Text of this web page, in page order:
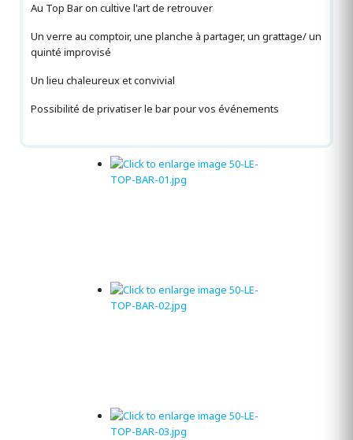
Au Top Bar on cultive l'art de retrouver
Un verre au comptoir, une planche à partager, un grattage/ un
quinté improvisé
Un lieu chaleureux et convivial
Possibilité de privatiser le bar pour vos événements